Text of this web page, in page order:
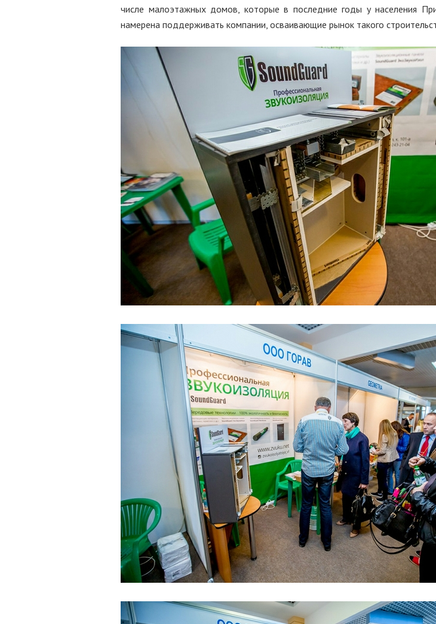
числе малоэтажных домов, которые в последние годы у населения
намерена поддерживать компании, осваивающие рынок такого